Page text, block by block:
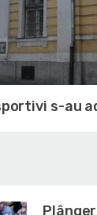
s-au